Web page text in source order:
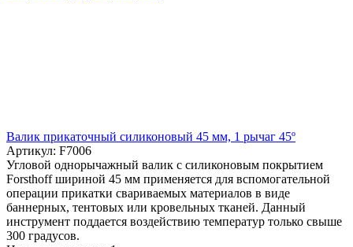
Валик прикаточный силиконовый 45 мм, 1 рычаг 45º
Артикул: F7006
Угловой однорычажный валик с силиконовым покрытием
Forsthoff шириной 45 мм применяется для вспомогательной
операции прикатки свариваемых материалов в виде
баннерных, тентовых или кровельных тканей. Данный
инструмент поддается воздействию температур только свыше
300 градусов.